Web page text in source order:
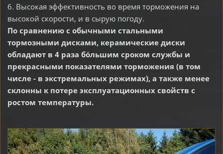
6. Высокая эффективность во время торможения на
высокой скорости, и в сырую погоду.
По сравнению с обычными стальными
тормозными дисками, керамические диски
обладают в 4 раза бо́льшим сроком службы и
прекрасными показателями торможения (в том
числе - в экстремальных режимах), а также менее
склонны к потере эксплуатационных свойств с
ростом температуры.